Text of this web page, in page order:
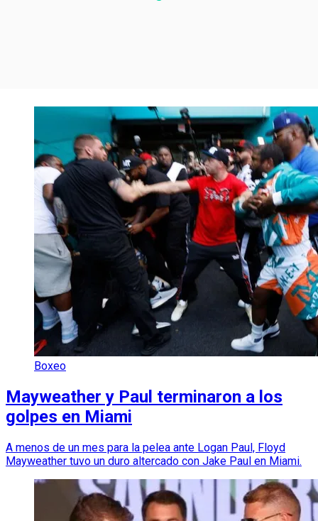
Boxeo
Mayweather y Paul terminaron a los
golpes en Miami
A menos de un mes para la pelea ante Logan Paul, Floyd
Mayweather tuvo un duro altercado con Jake Paul en Miami.